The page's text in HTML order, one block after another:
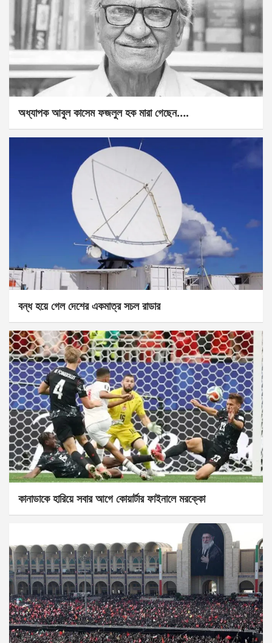
অধ্যাপক আবুল কাসেম ফজলুল হক মারা গেছেন….
বন্ধ হয়ে গেল দেশের একমাত্র সচল রাডার
কানাডাকে হারিয়ে সবার আগে কোয়ার্টার ফাইনালে মরক্কো